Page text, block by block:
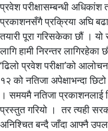
प्रवेश परीक्षासम्बन्धी
प्रकाशनसँगै प्रक्रिया अघि
तयारी पूरा गरिसकेका छौं ।
लागि हामी निरन्तर लागिरहेका
‘ढिलो प्रवेश परीक्षा’को
१२ को नतिजा अपेक्षाभन्दा
। समयमै नतिजा प्रकाशनलाई
प्रस्तुत गरियो । तर त्यही
अनिश्चित बन्दै जाँदा आफ्नै